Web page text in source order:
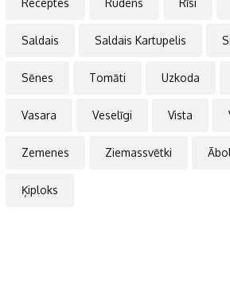
Saldais Saldais Kartupelis
Sēnes Tomāti Uzkoda
Vasara Veselīgi Vista
Zemenes Ziemassvētki
Ķiploks